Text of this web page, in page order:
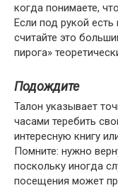
когда понимаете,
Если под рукой
считайте это
пирога»
Подождите
Талон указывает
часами теребить
интересную книгу
Помните: нужно
поскольку иногда
посещения может